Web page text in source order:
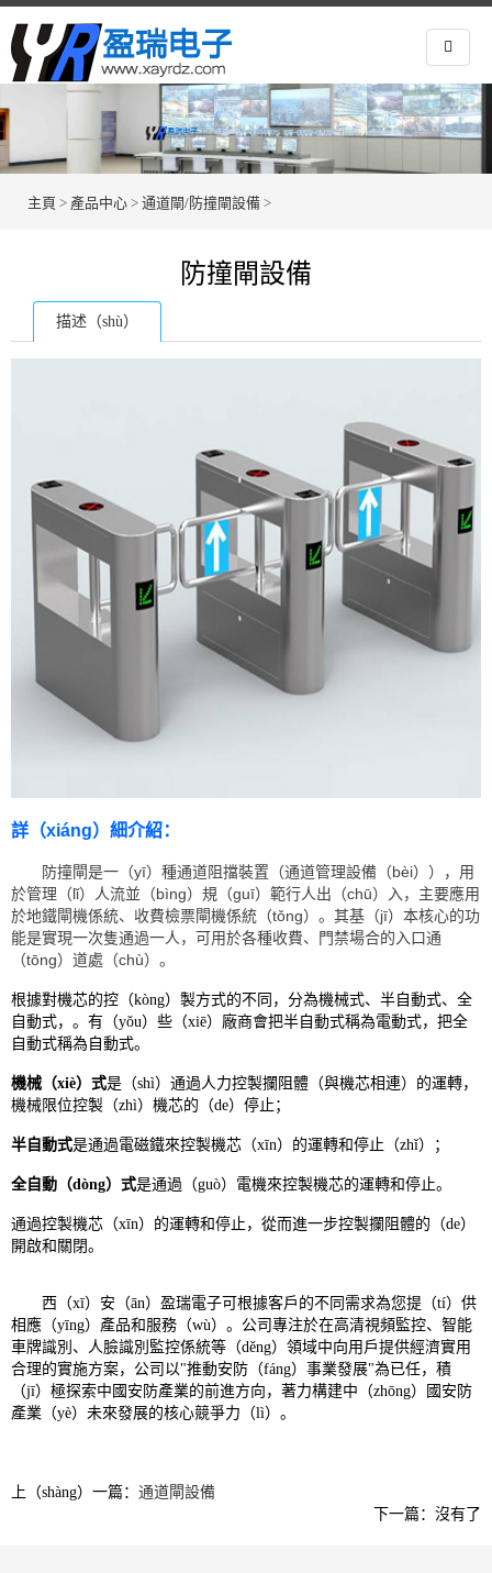
主頁 > 產品中心 > 通道閘/防撞閘設備 >
防撞閘設備
描述（shù）
詳（xiáng）細介紹：
防撞閘是一（yī）種通道阻擋裝置（通道管理設備（bèi）），用
於管理（lǐ）人流並（bìng）規（guī）範行人出（chū）入，主要應用
於地鐵閘機係統、收費檢票閘機係統（tǒng）。其基（jī）本核心的功
能是實現一次隻通過一人，可用於各種收費、門禁場合的入口通
（tōng）道處（chù）。
根據對機芯的控（kòng）製方式的不同，分為機械式、半自動式、全
自動式，。有（yǒu）些（xiē）廠商會把半自動式稱為電動式，把全
自動式稱為自動式。
機械（xiè）式是（shì）通過人力控製攔阻體（與機芯相連）的運轉，
機械限位控製（zhì）機芯的（de）停止；
半自動式是通過電磁鐵來控製機芯（xīn）的運轉和停止（zhǐ）；
全自動（dòng）式是通過（guò）電機來控製機芯的運轉和停止。
通過控製機芯（xīn）的運轉和停止，從而進一步控製攔阻體的（de）
開啟和關閉。
西（xī）安（ān）盈瑞電子可根據客戶的不同需求為您提（tí）供
相應（yīng）產品和服務（wù）。公司專注於在高清視頻監控、智能
車牌識別、人臉識別監控係統等（děng）領域中向用戶提供經濟實用
合理的實施方案，公司以"推動安防（fáng）事業發展"為已任，積
（jī）極探索中國安防產業的前進方向，著力構建中（zhōng）國安防
產業（yè）未來發展的核心競爭力（lì）。
上（shàng）一篇： 通道閘設備
下一篇：沒有了